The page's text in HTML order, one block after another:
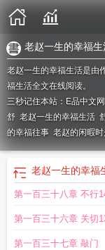
老赵一生的幸福生
老赵一生的幸福生活是由
福生活全文在线阅读。
三秒记住本站：E品中文
舒 老赵一生的幸福生活
的幸福往事 老赵的闲暇
老赵一生的幸福
第一百三十八章 不行
第一百三十六章 关切
第一百三十七章 敲门